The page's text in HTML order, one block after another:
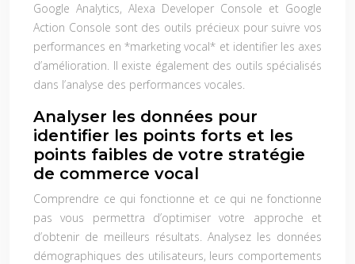
Google Analytics, Alexa Developer Console et Google
Action Console sont des outils précieux pour suivre vos
performances en *marketing vocal* et identifier les axes
d’amélioration. Il existe également des outils spécialisés
dans l’analyse des performances vocales.
Analyser les données pour
identifier les points forts et les
points faibles de votre stratégie
de commerce vocal
Comprendre ce qui fonctionne et ce qui ne fonctionne
pas vous permettra d’optimiser votre approche et
d’obtenir de meilleurs résultats. Analysez les données
démographiques des utilisateurs, leurs comportements